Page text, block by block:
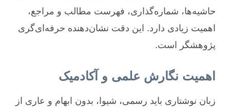
حاشیه‌ها، شماره‌گذاری، فهرست مطالب و مراجع،
اهمیت زیادی دارد. این دقت نشان‌دهنده حرفه‌ای‌گری
پژوهشگر است.
اهمیت نگارش علمی و آکادمیک
زبان نوشتاری باید رسمی، شیوا، بدون ابهام و عاری از